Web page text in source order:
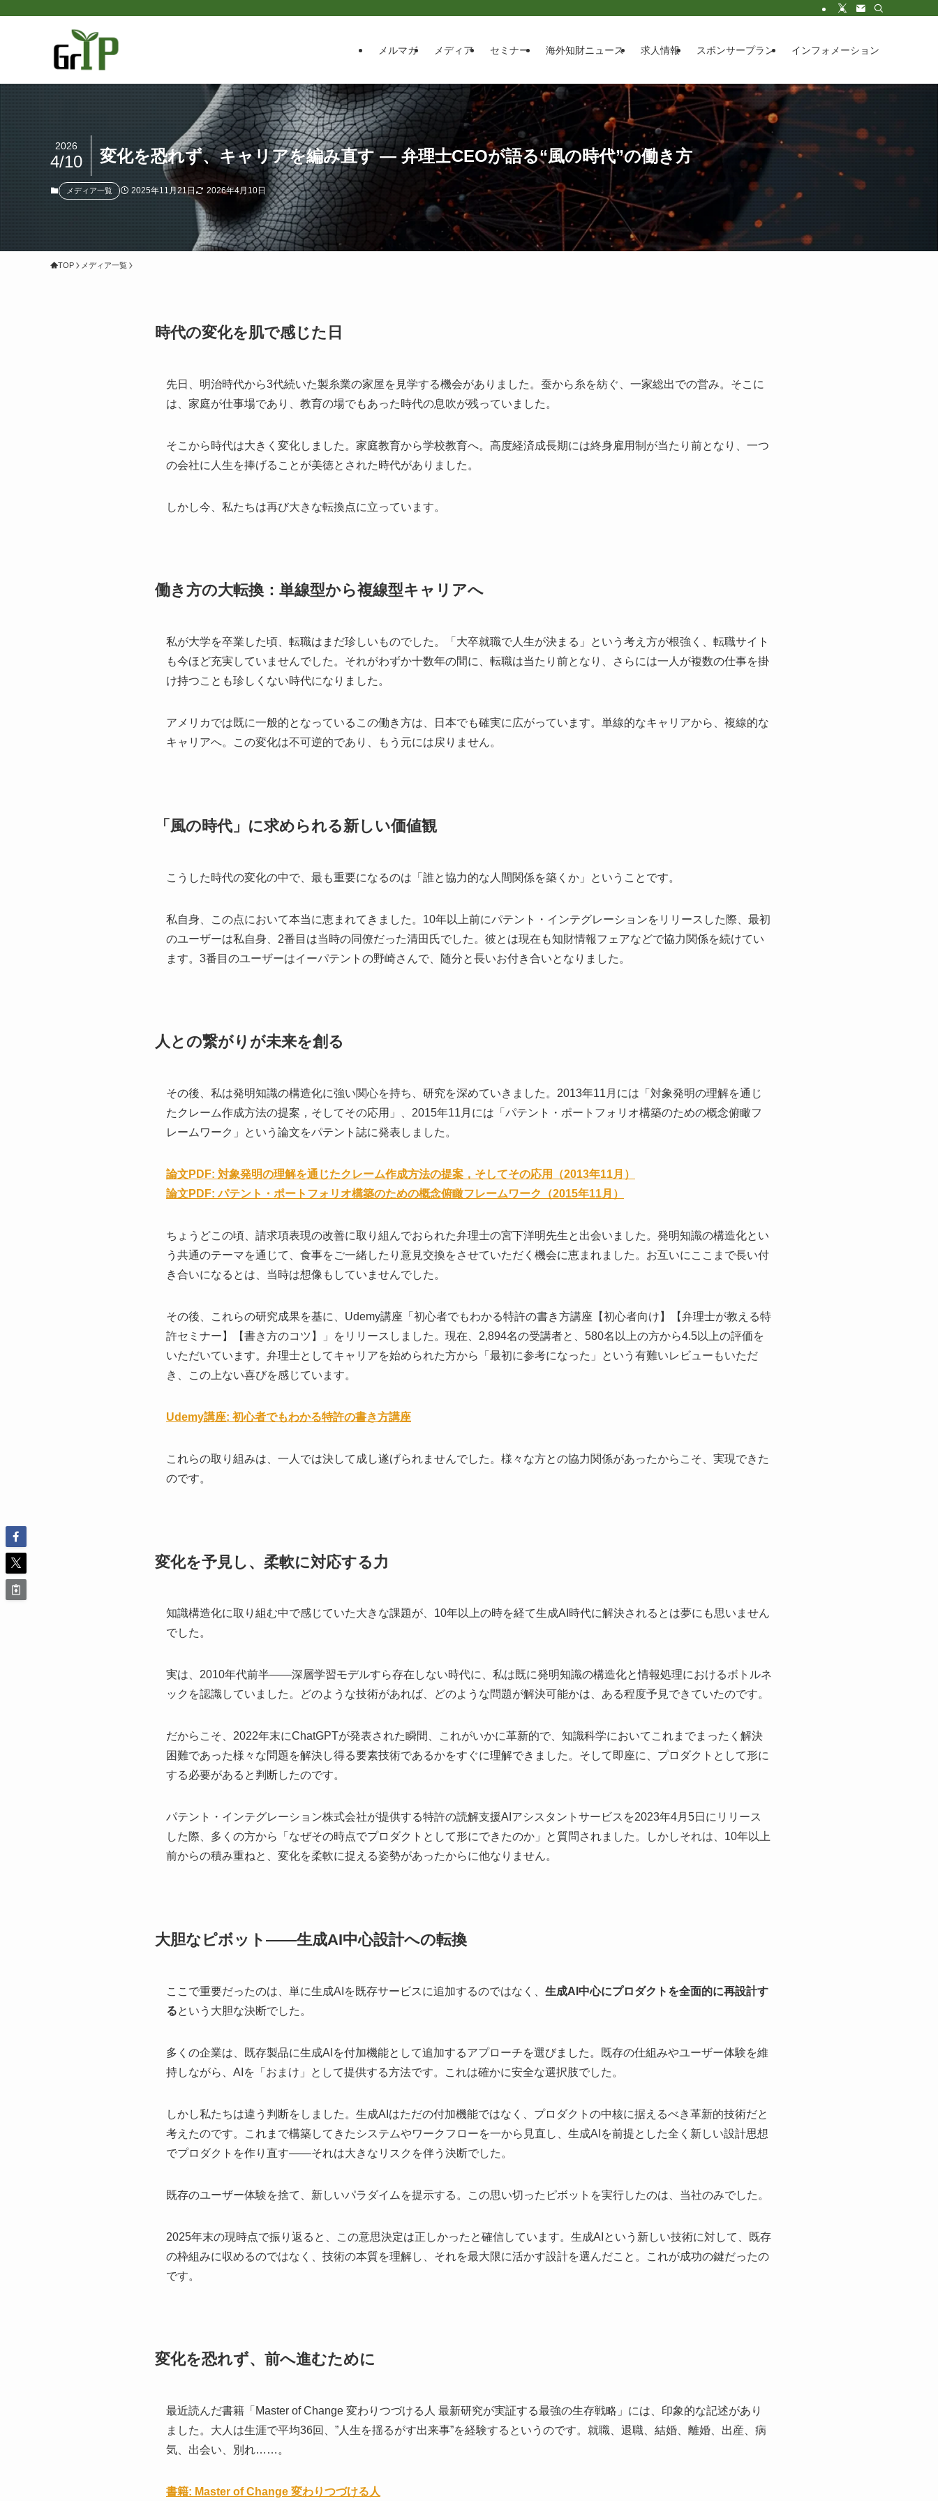
メルマガ メディア セミナー 海外知財ニュース 求人情報 スポンサープラン インフォメーション
変化を恐れず、キャリアを編み直す ― 弁理士CEOが語る“風の時代”の働き方
2026
4/10
メディア一覧 2025年11月21日 2026年4月10日
TOP メディア一覧
時代の変化を肌で感じた日
先日、明治時代から3代続いた製糸業の家屋を見学する機会がありました。蚕から糸を紡ぐ、一家総出での営み。そこに
は、家庭が仕事場であり、教育の場でもあった時代の息吹が残っていました。
そこから時代は大きく変化しました。家庭教育から学校教育へ。高度経済成長期には終身雇用制が当たり前となり、一つ
の会社に人生を捧げることが美徳とされた時代がありました。
しかし今、私たちは再び大きな転換点に立っています。
働き方の大転換：単線型から複線型キャリアへ
私が大学を卒業した頃、転職はまだ珍しいものでした。「大卒就職で人生が決まる」という考え方が根強く、転職サイト
も今ほど充実していませんでした。それがわずか十数年の間に、転職は当たり前となり、さらには一人が複数の仕事を掛
け持つことも珍しくない時代になりました。
アメリカでは既に一般的となっているこの働き方は、日本でも確実に広がっています。単線的なキャリアから、複線的な
キャリアへ。この変化は不可逆的であり、もう元には戻りません。
「風の時代」に求められる新しい価値観
こうした時代の変化の中で、最も重要になるのは「誰と協力的な人間関係を築くか」ということです。
私自身、この点において本当に恵まれてきました。10年以上前にパテント・インテグレーションをリリースした際、最初
のユーザーは私自身、2番目は当時の同僚だった清田氏でした。彼とは現在も知財情報フェアなどで協力関係を続けてい
ます。3番目のユーザーはイーパテントの野崎さんで、随分と長いお付き合いとなりました。
人との繋がりが未来を創る
その後、私は発明知識の構造化に強い関心を持ち、研究を深めていきました。2013年11月には「対象発明の理解を通じ
たクレーム作成方法の提案，そしてその応用」、2015年11月には「パテント・ポートフォリオ構築のための概念俯瞰フ
レームワーク」という論文をパテント誌に発表しました。
論文PDF: 対象発明の理解を通じたクレーム作成方法の提案，そしてその応用（2013年11月）
論文PDF: パテント・ポートフォリオ構築のための概念俯瞰フレームワーク（2015年11月）
ちょうどこの頃、請求項表現の改善に取り組んでおられた弁理士の宮下洋明先生と出会いました。発明知識の構造化とい
う共通のテーマを通じて、食事をご一緒したり意見交換をさせていただく機会に恵まれました。お互いにここまで長い付
き合いになるとは、当時は想像もしていませんでした。
その後、これらの研究成果を基に、Udemy講座「初心者でもわかる特許の書き方講座【初心者向け】【弁理士が教える特
許セミナー】【書き方のコツ】」をリリースしました。現在、2,894名の受講者と、580名以上の方から4.5以上の評価を
いただいています。弁理士としてキャリアを始められた方から「最初に参考になった」という有難いレビューもいただ
き、この上ない喜びを感じています。
Udemy講座: 初心者でもわかる特許の書き方講座
これらの取り組みは、一人では決して成し遂げられませんでした。様々な方との協力関係があったからこそ、実現できた
のです。
変化を予見し、柔軟に対応する力
知識構造化に取り組む中で感じていた大きな課題が、10年以上の時を経て生成AI時代に解決されるとは夢にも思いません
でした。
実は、2010年代前半——深層学習モデルすら存在しない時代に、私は既に発明知識の構造化と情報処理におけるボトルネ
ックを認識していました。どのような技術があれば、どのような問題が解決可能かは、ある程度予見できていたのです。
だからこそ、2022年末にChatGPTが発表された瞬間、これがいかに革新的で、知識科学においてこれまでまったく解決
困難であった様々な問題を解決し得る要素技術であるかをすぐに理解できました。そして即座に、プロダクトとして形に
する必要があると判断したのです。
パテント・インテグレーション株式会社が提供する特許の読解支援AIアシスタントサービスを2023年4月5日にリリース
した際、多くの方から「なぜその時点でプロダクトとして形にできたのか」と質問されました。しかしそれは、10年以上
前からの積み重ねと、変化を柔軟に捉える姿勢があったからに他なりません。
大胆なピボット——生成AI中心設計への転換
ここで重要だったのは、単に生成AIを既存サービスに追加するのではなく、 生成AI中心にプロダクトを全面的に再設計す
るという大胆な決断でした。
多くの企業は、既存製品に生成AIを付加機能として追加するアプローチを選びました。既存の仕組みやユーザー体験を維
持しながら、AIを「おまけ」として提供する方法です。これは確かに安全な選択肢でした。
しかし私たちは違う判断をしました。生成AIはただの付加機能ではなく、プロダクトの中核に据えるべき革新的技術だと
考えたのです。これまで構築してきたシステムやワークフローを一から見直し、生成AIを前提とした全く新しい設計思想
でプロダクトを作り直す——それは大きなリスクを伴う決断でした。
既存のユーザー体験を捨て、新しいパラダイムを提示する。この思い切ったピボットを実行したのは、当社のみでした。
2025年末の現時点で振り返ると、この意思決定は正しかったと確信しています。生成AIという新しい技術に対して、既存
の枠組みに収めるのではなく、技術の本質を理解し、それを最大限に活かす設計を選んだこと。これが成功の鍵だったの
です。
変化を恐れず、前へ進むために
最近読んだ書籍「Master of Change 変わりつづける人 最新研究が実証する最強の生存戦略」には、印象的な記述があり
ました。大人は生涯で平均36回、”人生を揺るがす出来事”を経験するというのです。就職、退職、結婚、離婚、出産、病
気、出会い、別れ……。
書籍: Master of Change 変わりつづける人